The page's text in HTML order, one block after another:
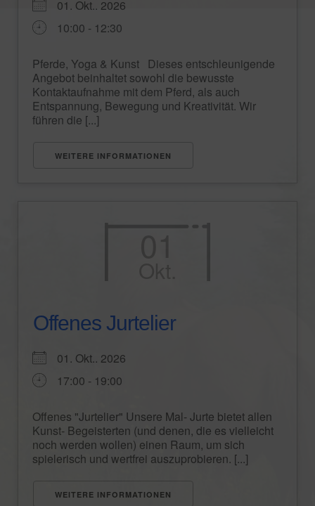
01. Okt.. 2026
10:00 - 12:30
Pferde, Yoga & Kunst Dieses entschleunigende
Angebot beinhaltet sowohl die bewusste
Kontaktaufnahme mit dem Pferd, als auch
Entspannung, Bewegung und Kreativität. Wir
führen die [...]
WEITERE INFORMATIONEN
Offenes Jurtelier
01. Okt.. 2026
17:00 - 19:00
Offenes "Jurtelier" Unsere Mal- Jurte bietet allen
Kunst- Begeisterten (und denen, die es vielleicht
noch werden wollen) einen Raum, um sich
spielerisch und wertfrei auszuprobieren. [...]
WEITERE INFORMATIONEN